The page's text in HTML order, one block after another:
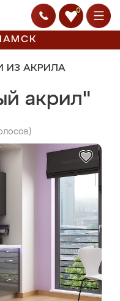
0
ИЗ АКРИЛА
акрил"